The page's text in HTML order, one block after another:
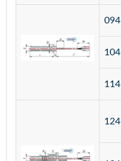
094
104
114
124